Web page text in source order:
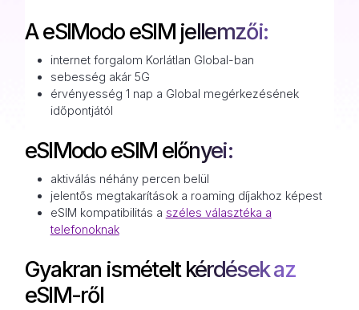
A eSIModo eSIM jellemzői:
internet forgalom Korlátlan Global-ban
sebesség akár 5G
érvényesség 1 nap a Global megérkezésének
időpontjától
eSIModo eSIM előnyei:
aktiválás néhány percen belül
jelentős megtakarítások a roaming díjakhoz képest
eSIM kompatibilitás a széles választéka a
telefonoknak
Gyakran ismételt kérdések az
eSIM-ről